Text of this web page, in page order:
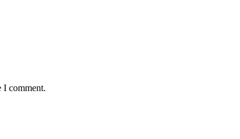
I comment.